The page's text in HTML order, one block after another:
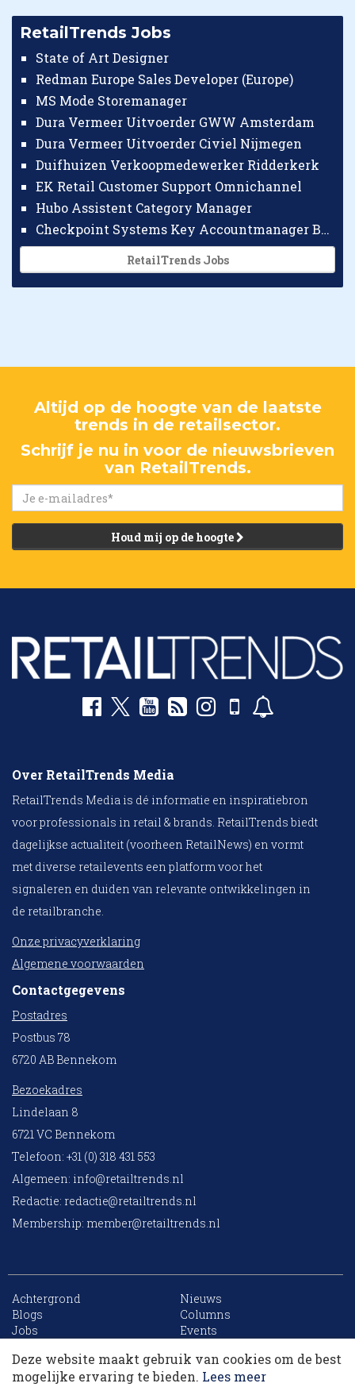
RetailTrends Jobs
State of Art Designer
Redman Europe Sales Developer (Europe)
MS Mode Storemanager
Dura Vermeer Uitvoerder GWW Amsterdam
Dura Vermeer Uitvoerder Civiel Nijmegen
Duifhuizen Verkoopmedewerker Ridderkerk
EK Retail Customer Support Omnichannel
Hubo Assistent Category Manager
Checkpoint Systems Key Accountmanager Benelux
RetailTrends Jobs
Altijd op de hoogte van de laatste
trends in de retailsector.
Schrijf je nu in voor de nieuwsbrieven
van RetailTrends.
Houd mij op de hoogte
Over RetailTrends Media
RetailTrends Media is dé informatie en inspiratiebron
voor professionals in retail & brands. RetailTrends biedt
dagelijkse actualiteit (voorheen RetailNews) en vormt
met diverse retailevents een platform voor het
signaleren en duiden van relevante ontwikkelingen in
de retailbranche.
Onze privacyverklaring
Algemene voorwaarden
Contactgegevens
Postadres
Postbus 78
6720 AB Bennekom
Bezoekadres
Lindelaan 8
6721 VC Bennekom
Telefoon: +31 (0) 318 431 553
Algemeen: info@retailtrends.nl
Redactie: redactie@retailtrends.nl
Membership: member@retailtrends.nl
Achtergrond
Nieuws
Blogs
Columns
Jobs
Events
Archief
Sitemap
Deze website maakt gebruik van cookies om de best
mogelijke ervaring te bieden. Lees meer
10 collega’s
Korting op events